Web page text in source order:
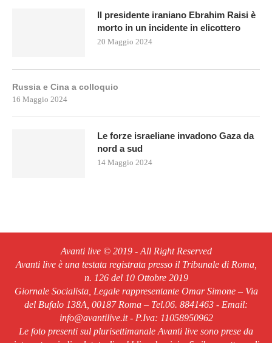
Il presidente iraniano Ebrahim Raisi è
morto in un incidente in elicottero
20 Maggio 2024
Russia e Cina a colloquio
16 Maggio 2024
Le forze israeliane invadono Gaza da
nord a sud
14 Maggio 2024
Avanti live © 2019 - All Right Reserved
Avanti live è una testata registrata presso il Tribunale di Roma,
n. 126 del 10 Ottobre 2019
Giornale Socialista, Legale rappresentante Omar Simone – Via
del Bufalo 138A, 00187 Roma – Tel.06. 8841463 - Email:
info@avantilive.it - P.Iva: 11058950962
Le foto presenti sul plurisettimanale Avanti live sono prese da